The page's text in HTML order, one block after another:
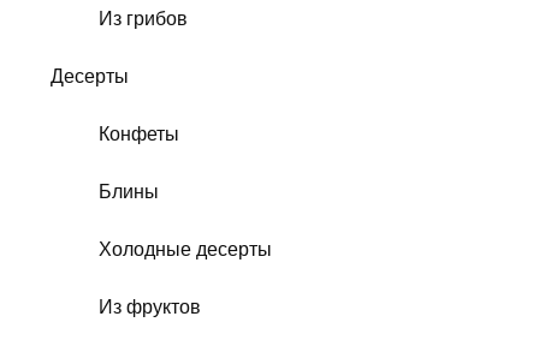
Из грибов
Десерты
Конфеты
Блины
Холодные десерты
Из фруктов